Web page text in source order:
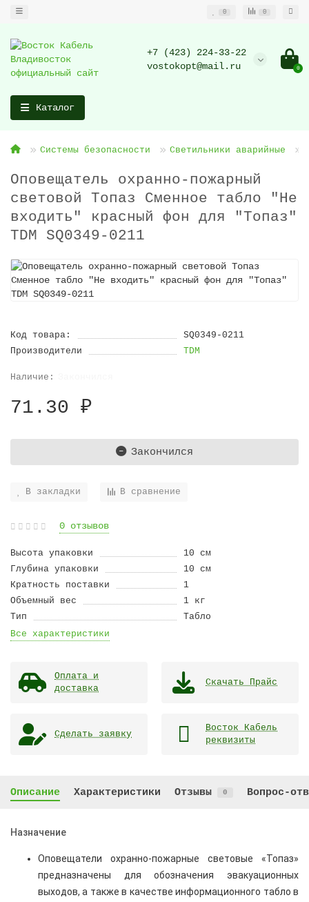
0 0
+7 (423) 224-33-22
vostokopt@mail.ru
0
Каталог
Системы безопасности Светильники аварийные
Оповещатель охранно-пожарный
световой Топаз Сменное табло "Не
входить" красный фон для "Топаз"
TDM SQ0349-0211
Код товара:
SQ0349-0211
Производители
TDM
71.30 ₽
Закончился
В закладки В сравнение
0 отзывов
Высота упаковки
10 см
Глубина упаковки
10 см
Кратность поставки
1
Объемный вес
1 кг
Тип
Табло
Все характеристики
Оплата и
доставка
Скачать Прайс
Сделать заявку
Восток Кабель
реквизиты
Описание Характеристики Отзывы 0 Вопрос-
Назначение
Оповещатели охранно-пожарные световые «Топаз»
предназначены для обозначения эвакуационных
выходов, а также в качестве информационного табло в